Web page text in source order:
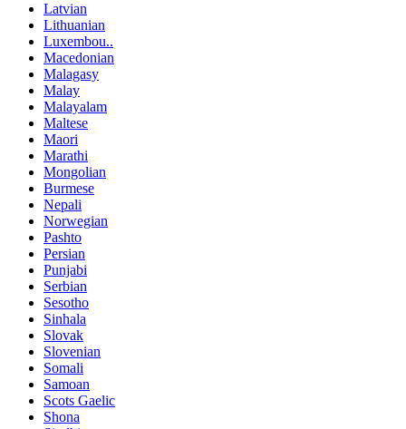
Latvian
Lithuanian
Luxembou..
Macedonian
Malagasy
Malay
Malayalam
Maltese
Maori
Marathi
Mongolian
Burmese
Nepali
Norwegian
Pashto
Persian
Punjabi
Serbian
Sesotho
Sinhala
Slovak
Slovenian
Somali
Samoan
Scots Gaelic
Shona